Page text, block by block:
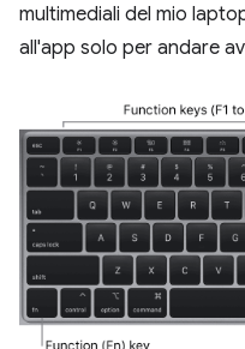
multimediali del mio
all'app solo per andare